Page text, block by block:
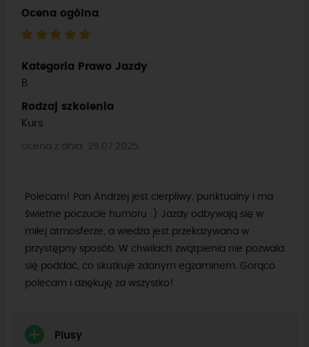
Ocena ogólna
Kategoria Prawo Jazdy
B
Rodzaj szkolenia
Kurs
ocena z dnia: 26.07.2025
Polecam! Pan Andrzej jest cierpliwy, punktualny i ma
świetne poczucie humoru :) Jazdy odbywają się w
miłej atmosferze, a wiedza jest przekazywana w
przystępny sposób. W chwilach zwątpienia nie pozwala
się poddać, co skutkuje zdanym egzaminem. Gorąco
polecam i dziękuję za wszystko!
Plusy